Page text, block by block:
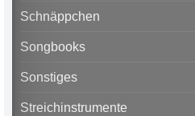
Schnäppchen
Songbooks
Sonstiges
Streichinstrumente